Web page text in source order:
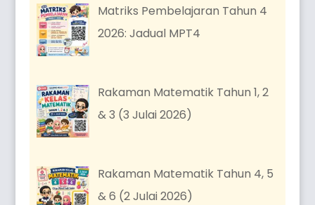
Matriks Pembelajaran Tahun 4
2026: Jadual MPT4
Rakaman Matematik Tahun 1, 2
& 3 (3 Julai 2026)
Rakaman Matematik Tahun 4, 5
& 6 (2 Julai 2026)